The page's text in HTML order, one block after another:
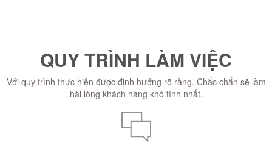
QUY TRÌNH LÀM VIỆC
Với quy trình thực hiện được định hướng rõ ràng. Chắc chắn sẽ làm
hài lòng khách hàng khó tính nhất.